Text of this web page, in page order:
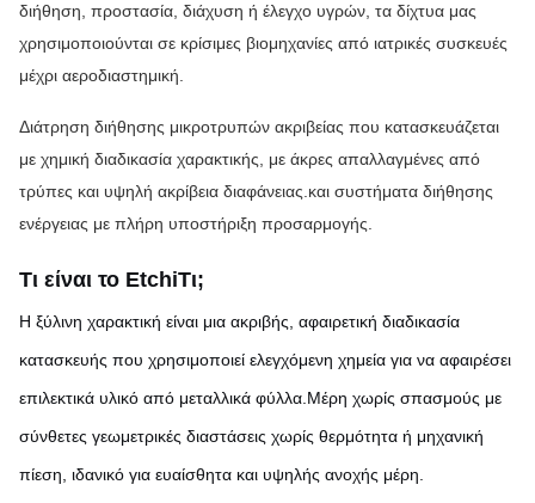
διήθηση, προστασία, διάχυση ή έλεγχο υγρών, τα δίχτυα μας
χρησιμοποιούνται σε κρίσιμες βιομηχανίες από ιατρικές συσκευές
μέχρι αεροδιαστημική.
Διάτρηση διήθησης μικροτρυπών ακριβείας που κατασκευάζεται
με χημική διαδικασία χαρακτικής, με άκρες απαλλαγμένες από
τρύπες και υψηλή ακρίβεια διαφάνειας.και συστήματα διήθησης
ενέργειας με πλήρη υποστήριξη προσαρμογής.
Τι είναι το EtchiΤι;
Η ξύλινη χαρακτική είναι μια ακριβής, αφαιρετική διαδικασία
κατασκευής που χρησιμοποιεί ελεγχόμενη χημεία για να αφαιρέσει
επιλεκτικά υλικό από μεταλλικά φύλλα.Μέρη χωρίς σπασμούς με
σύνθετες γεωμετρικές διαστάσεις χωρίς θερμότητα ή μηχανική
πίεση, ιδανικό για ευαίσθητα και υψηλής ανοχής μέρη.